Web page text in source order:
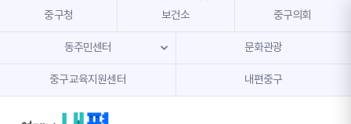
본문 내용 바로가기
주메뉴 바로가기
중구청 보건소 중구의회
동주민센터 문화관광
중구교육지원센터 내편중구